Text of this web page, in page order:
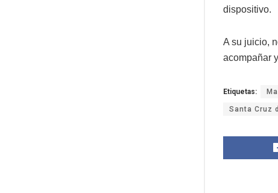
dispositivo.
A su juicio,
acompañar
Etiquetas:
Santa Cruz